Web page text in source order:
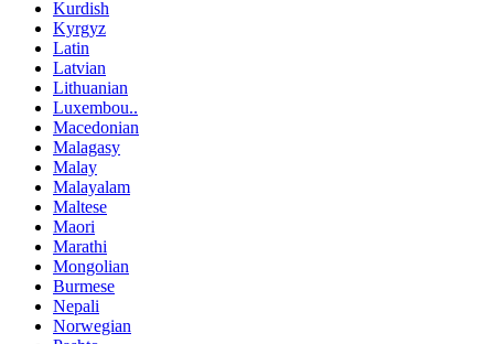
Kurdish
Kyrgyz
Latin
Latvian
Lithuanian
Luxembou..
Macedonian
Malagasy
Malay
Malayalam
Maltese
Maori
Marathi
Mongolian
Burmese
Nepali
Norwegian